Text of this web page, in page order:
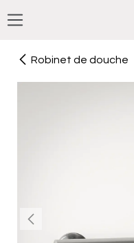
Robinet de douche